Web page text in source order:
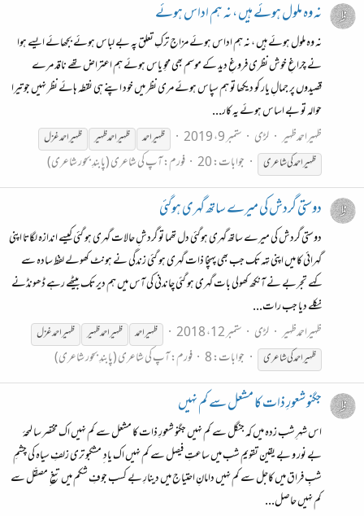
نہ وہ ملول ہوئے ہیں ، نہ ہم اداس ہوئے
نہ وہ ملول ہوئے ہیں ، نہ ہم اداس ہوئے مزاج ترکِ تعلق پہ بے لباس ہوئے بجھائے ایسے ہوا
نے چراغِ خوش نظری فروغِ دید کے موسم بھی محوِ یاس ہوئے ہم اعتراض تھے ناقد مرے
قصیدوں پر جمالِ یار کو دیکھا تو ہم سپاس ہوئے مری نظر میں خود اپنے ہی نقطہ ہائے نظر نہیں جو تیرا
حوالہ تو بے اساس ہوئے یہ کار...
ظہیراحمدظہیر لڑی ستمبر 9، 2019 ظہیر احمد ظہیر احمد ظہیر ظہیراحمدغزل
ظہیراحمدکی شاعری جوابات: 20 فورم:آپ کی شاعری (پابندِ بحور شاعری)
دوستی گردش کی میرے ساتھ گہری ہوگئی
دوستی گردش کی میرے ساتھ گہری ہوگئی دل تھما تو گردشِ حالات گہری ہو گئی کیسے اندازہ لگاتا اپنی
گہرائی کا میں اپنی تہہ تک جب بھی پہنچا ذات گہری ہو گئی زندگی نے ہونٹ کھولے لفظ سادہ سے
کہے تجربے نے آنکھ کھولی بات گہری ہو گئی چاندنی کی آس میں ہم دیر تک بیٹھے رہے ڈھونڈنے
نکلے دیا جب رات...
ظہیراحمدظہیر لڑی ستمبر 12، 2018 ظہیر احمد ظہیر احمد ظہیر ظہیراحمدغزل
ظہیراحمدکی شاعری جوابات: 8 فورم:آپ کی شاعری (پابندِ بحور شاعری)
جگنو شعورِ ذات کا مشعل سے کم نہیں
اس شہرِ شب زدہ میں کہ جنگل سے کم نہیں جگنو شعورِ ذات کا مشعل سے کم نہیں اک مختصر سا لمحۂ
بے نور و بے یقین تقویمِ شب میں ساعتِ فیصل سے کم نہیں اک یاد ِ مشکبو تری زلفِ سیاہ کی چشمِ
شبِ فراق میں کاجل سے کم نہیں دامانِ احتیاج میں دینارِ بے کسب جوفِ شکم میں تیغ ِ مصقّل سے
کم نہیں حاصل...